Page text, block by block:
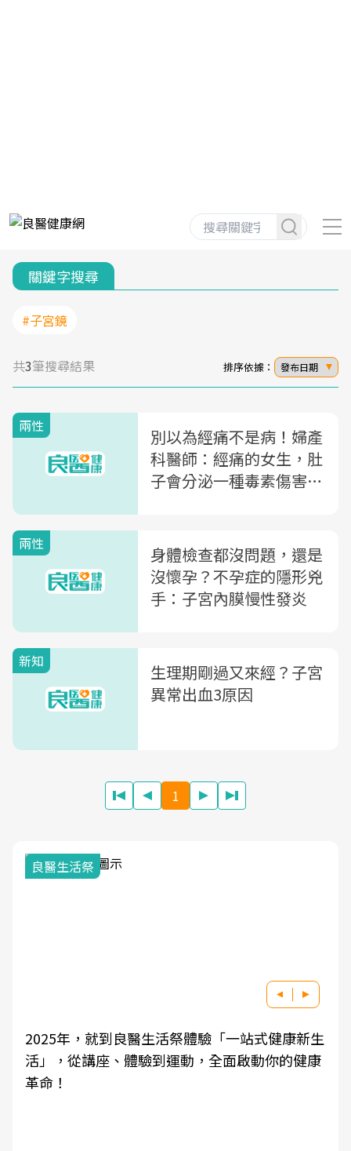
關鍵字搜尋
#子宮鏡
共3筆搜尋結果 排序依據： 發布日期
兩性
別以為經痛不是病！婦產
科醫師：經痛的女生，肚
子會分泌一種毒素傷害精
兩性
身體檢查都沒問題，還是
沒懷孕？不孕症的隱形兇
手：子宮內膜慢性發炎
新知
生理期剛過又來經？子宮
異常出血3原因
1
良醫生活祭
2025年，就到良醫生活祭體驗「一站式健康新生
活」，從講座、體驗到運動，全面啟動你的健康
革命！